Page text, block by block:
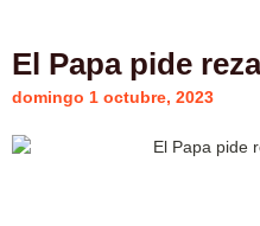
El Papa pide
domingo 1 octubre, 2023